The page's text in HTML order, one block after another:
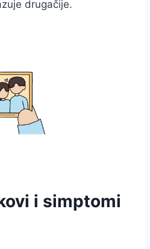
drugačije.
i simptomi